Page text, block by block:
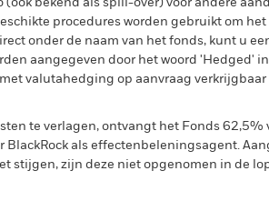
bekend als spill-over) voor andere
procedures worden gebruikt om
onder de naam van het fonds, kunt u
aangegeven door het woord 'Hedged'
valutahedging op aanvraag
te verlagen, ontvangt het Fonds 62,5%
als effectenbeleningsagent.
stijgen, zijn deze niet opgenomen in de